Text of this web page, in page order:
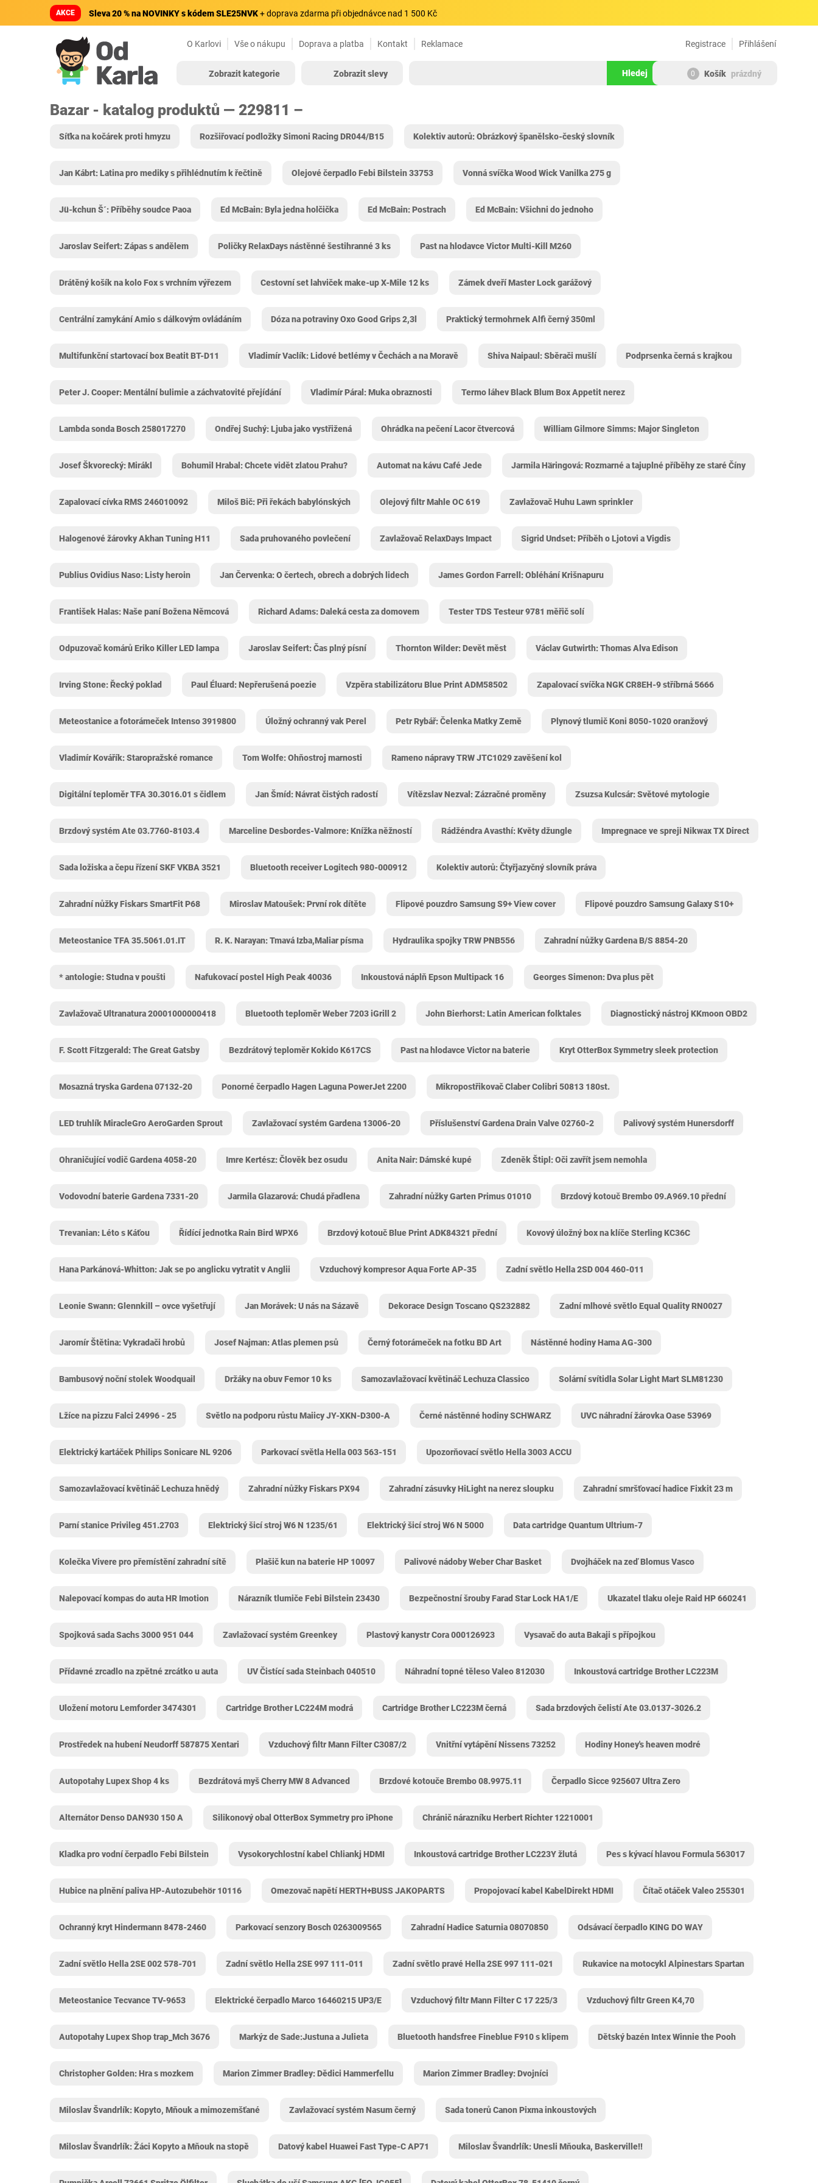
AKCE Sleva 20 % na NOVINKY s kódem SLE25NVK+ doprava zdarma při objednávce nad 1 500 Kč
O Karlovi Vše o nákupu Doprava a platba Kontakt Reklamace Přihlášení
Registrace
Zobrazit kategorie Zobrazit slevy Hledej 0 Košík prázdný
Bazar - katalog produktů — 229811 –
Síťka na kočárek proti hmyzu Rozšiřovací podložky Simoni Racing DR044/B15 Kolektiv autorů: Obrázkový španělsko-český slovník
Jan Kábrt: Latina pro mediky s přihlédnutím k řečtině Olejové čerpadlo Febi Bilstein 33753 Vonná svíčka Wood Wick Vanilka 275 g
Jü-kchun Š´: Příběhy soudce Paoa Ed McBain: Byla jedna holčička Ed McBain: Postrach Ed McBain: Všichni do jednoho
Jaroslav Seifert: Zápas s andělem Poličky RelaxDays nástěnné šestihranné 3 ks Past na hlodavce Victor Multi-Kill M260
Drátěný košík na kolo Fox s vrchním výřezem Cestovní set lahviček make-up X-Mile 12 ks Zámek dveří Master Lock garážový
Centrální zamykání Amio s dálkovým ovládáním Dóza na potraviny Oxo Good Grips 2,3l Praktický termohrnek Alfi černý 350ml
Multifunkční startovací box Beatit BT-D11 Vladimír Vaclík: Lidové betlémy v Čechách a na Moravě Shiva Naipaul: Sběrači mušlí Podprsenka černá s krajkou
Peter J. Cooper: Mentální bulimie a záchvatovité přejídání Vladimír Páral: Muka obraznosti Termo láhev Black Blum Box Appetit nerez
Lambda sonda Bosch 258017270 Ondřej Suchý: Ljuba jako vystřižená Ohrádka na pečení Lacor čtvercová William Gilmore Simms: Major Singleton
Josef Škvorecký: Mirákl Bohumil Hrabal: Chcete vidět zlatou Prahu? Automat na kávu Café Jede Jarmila Häringová: Rozmarné a tajuplné příběhy ze staré Číny
Zapalovací cívka RMS 246010092 Miloš Bič: Při řekách babylónských Olejový filtr Mahle OC 619 Zavlažovač Huhu Lawn sprinkler
Halogenové žárovky Akhan Tuning H11 Sada pruhovaného povlečení Zavlažovač RelaxDays Impact Sigrid Undset: Příběh o Ljotovi a Vigdis
Publius Ovidius Naso: Listy heroin Jan Červenka: O čertech, obrech a dobrých lidech James Gordon Farrell: Obléhání Krišnapuru
František Halas: Naše paní Božena Němcová Richard Adams: Daleká cesta za domovem Tester TDS Testeur 9781 měřič solí
Odpuzovač komárů Eriko Killer LED lampa Jaroslav Seifert: Čas plný písní Thornton Wilder: Devět měst Václav Gutwirth: Thomas Alva Edison
Irving Stone: Řecký poklad Paul Éluard: Nepřerušená poezie Vzpěra stabilizátoru Blue Print ADM58502 Zapalovací svíčka NGK CR8EH-9 stříbrná 5666
Meteostanice a fotorámeček Intenso 3919800 Úložný ochranný vak Perel Petr Rybář: Čelenka Matky Země Plynový tlumič Koni 8050-1020 oranžový
Vladimír Kovářík: Staropražské romance Tom Wolfe: Ohňostroj marnosti Rameno nápravy TRW JTC1029 zavěšení kol
Digitální teploměr TFA 30.3016.01 s čidlem Jan Šmíd: Návrat čistých radostí Vítězslav Nezval: Zázračné proměny Zsuzsa Kulcsár: Světové mytologie
Brzdový systém Ate 03.7760-8103.4 Marceline Desbordes-Valmore: Knížka něžností Rádžéndra Avasthí: Květy džungle Impregnace ve spreji Nikwax TX Direct
Sada ložiska a čepu řízení SKF VKBA 3521 Bluetooth receiver Logitech 980-000912 Kolektiv autorů: Čtyřjazyčný slovník práva
Zahradní nůžky Fiskars SmartFit P68 Miroslav Matoušek: První rok dítěte Flipové pouzdro Samsung S9+ View cover Flipové pouzdro Samsung Galaxy S10+
Meteostanice TFA 35.5061.01.IT R. K. Narayan: Tmavá Izba,Maliar písma Hydraulika spojky TRW PNB556 Zahradní nůžky Gardena B/S 8854-20
* antologie: Studna v poušti Nafukovací postel High Peak 40036 Inkoustová náplň Epson Multipack 16 Georges Simenon: Dva plus pět
Zavlažovač Ultranatura 20001000000418 Bluetooth teploměr Weber 7203 iGrill 2 John Bierhorst: Latin American folktales Diagnostický nástroj KKmoon OBD2
F. Scott Fitzgerald: The Great Gatsby Bezdrátový teploměr Kokido K617CS Past na hlodavce Victor na baterie Kryt OtterBox Symmetry sleek protection
Mosazná tryska Gardena 07132-20 Ponorné čerpadlo Hagen Laguna PowerJet 2200 Mikropostřikovač Claber Colibri 50813 180st.
LED truhlík MiracleGro AeroGarden Sprout Zavlažovací systém Gardena 13006-20 Příslušenství Gardena Drain Valve 02760-2 Palivový systém Hunersdorff
Ohraničující vodič Gardena 4058-20 Imre Kertész: Člověk bez osudu Anita Nair: Dámské kupé Zdeněk Štipl: Oči zavřít jsem nemohla
Vodovodní baterie Gardena 7331-20 Jarmila Glazarová: Chudá přadlena Zahradní nůžky Garten Primus 01010 Brzdový kotouč Brembo 09.A969.10 přední
Trevanian: Léto s Káťou Řídící jednotka Rain Bird WPX6 Brzdový kotouč Blue Print ADK84321 přední Kovový úložný box na klíče Sterling KC36C
Hana Parkánová-Whitton: Jak se po anglicku vytratit v Anglii Vzduchový kompresor Aqua Forte AP-35 Zadní světlo Hella 2SD 004 460-011
Leonie Swann: Glennkill – ovce vyšetřují Jan Morávek: U nás na Sázavě Dekorace Design Toscano QS232882 Zadní mlhové světlo Equal Quality RN0027
Jaromír Štětina: Vykradači hrobů Josef Najman: Atlas plemen psů Černý fotorámeček na fotku BD Art Nástěnné hodiny Hama AG-300
Bambusový noční stolek Woodquail Držáky na obuv Femor 10 ks Samozavlažovací květináč Lechuza Classico Solární svítidla Solar Light Mart SLM81230
Lžíce na pizzu Falci 24996 - 25 Světlo na podporu růstu Maiicy JY-XKN-D300-A Černé nástěnné hodiny SCHWARZ UVC náhradní žárovka Oase 53969
Elektrický kartáček Philips Sonicare NL 9206 Parkovací světla Hella 003 563-151 Upozorňovací světlo Hella 3003 ACCU
Samozavlažovací květináč Lechuza hnědý Zahradní nůžky Fiskars PX94 Zahradní zásuvky HiLight na nerez sloupku Zahradní smršťovací hadice Fixkit 23 m
Parní stanice Privileg 451.2703 Elektrický šicí stroj W6 N 1235/61 Elektrický šicí stroj W6 N 5000 Data cartridge Quantum Ultrium-7
Kolečka Vivere pro přemístění zahradní sítě Plašič kun na baterie HP 10097 Palivové nádoby Weber Char Basket Dvojháček na zeď Blomus Vasco
Nalepovací kompas do auta HR Imotion Nárazník tlumiče Febi Bilstein 23430 Bezpečnostní šrouby Farad Star Lock HA1/E Ukazatel tlaku oleje Raid HP 660241
Spojková sada Sachs 3000 951 044 Zavlažovací systém Greenkey Plastový kanystr Cora 000126923 Vysavač do auta Bakaji s přípojkou
Přídavné zrcadlo na zpětné zrcátko u auta UV Čistící sada Steinbach 040510 Náhradní topné těleso Valeo 812030 Inkoustová cartridge Brother LC223M
Uložení motoru Lemforder 3474301 Cartridge Brother LC224M modrá Cartridge Brother LC223M černá Sada brzdových čelistí Ate 03.0137-3026.2
Prostředek na hubení Neudorff 587875 Xentari Vzduchový filtr Mann Filter C3087/2 Vnitřní vytápění Nissens 73252 Hodiny Honey's heaven modré
Autopotahy Lupex Shop 4 ks Bezdrátová myš Cherry MW 8 Advanced Brzdové kotouče Brembo 08.9975.11 Čerpadlo Sicce 925607 Ultra Zero
Alternátor Denso DAN930 150 A Silikonový obal OtterBox Symmetry pro iPhone Chránič nárazníku Herbert Richter 12210001
Kladka pro vodní čerpadlo Febi Bilstein Vysokorychlostní kabel Chliankj HDMI Inkoustová cartridge Brother LC223Y žlutá Pes s kývací hlavou Formula 563017
Hubice na plnění paliva HP-Autozubehör 10116 Omezovač napětí HERTH+BUSS JAKOPARTS Propojovací kabel KabelDirekt HDMI Čítač otáček Valeo 255301
Ochranný kryt Hindermann 8478-2460 Parkovací senzory Bosch 0263009565 Zahradní Hadice Saturnia 08070850 Odsávací čerpadlo KING DO WAY
Zadní světlo Hella 2SE 002 578-701 Zadní světlo Hella 2SE 997 111-011 Zadní světlo pravé Hella 2SE 997 111-021 Rukavice na motocykl Alpinestars Spartan
Meteostanice Tecvance TV-9653 Elektrické čerpadlo Marco 16460215 UP3/E Vzduchový filtr Mann Filter C 17 225/3 Vzduchový filtr Green K4,70
Autopotahy Lupex Shop trap_Mch 3676 Markýz de Sade:Justuna a Julieta Bluetooth handsfree Fineblue F910 s klipem Dětský bazén Intex Winnie the Pooh
Christopher Golden: Hra s mozkem Marion Zimmer Bradley: Dědici Hammerfellu Marion Zimmer Bradley: Dvojníci
Miloslav Švandrlík: Kopyto, Mňouk a mimozemšťané Zavlažovací systém Nasum černý Sada tonerů Canon Pixma inkoustových
Miloslav Švandrlík: Žáci Kopyto a Mňouk na stopě Datový kabel Huawei Fast Type-C AP71 Miloslav Švandrlík: Unesli Mňouka, Baskerville!!